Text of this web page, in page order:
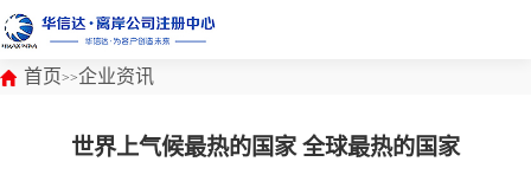
首页>>企业资讯
世界上气候最热的国家 全球最热的国家